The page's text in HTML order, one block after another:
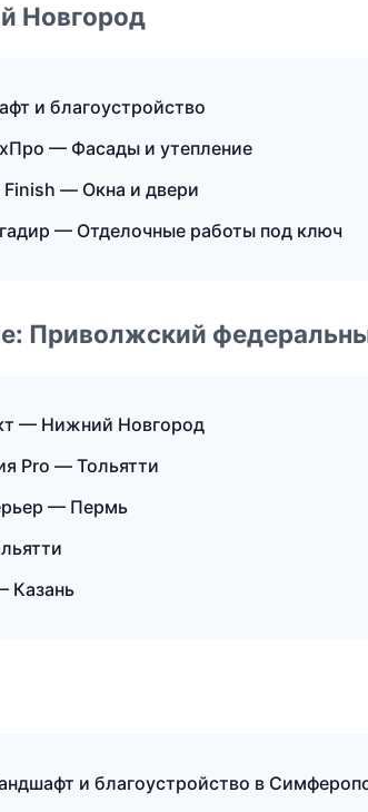
Новгород
и благоустройство
— Фасады и утепление
— Окна и двери
— Отделочные работы под ключ
Приволжский
— Нижний Новгород
Pro — Тольятти
— Пермь
Казань
и благоустройство в